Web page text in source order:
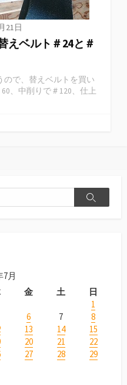
21日
えベルト＃24と＃
ので、替えベルトを買い
、中削りで＃120、仕上
7月
金 土
日
1
6 7
8
13 14
15
20 21
22
27 28
29